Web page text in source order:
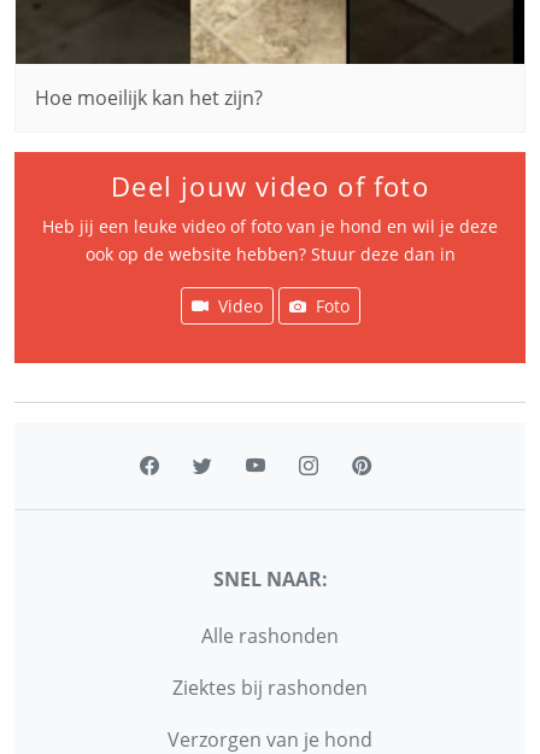
Hoe moeilijk kan het zijn?
Deel jouw video of foto
Heb jij een leuke video of foto van je hond en wil je deze
ook op de website hebben? Stuur deze dan in
Video Foto
SNEL NAAR:
Alle rashonden
Ziektes bij rashonden
Verzorgen van je hond